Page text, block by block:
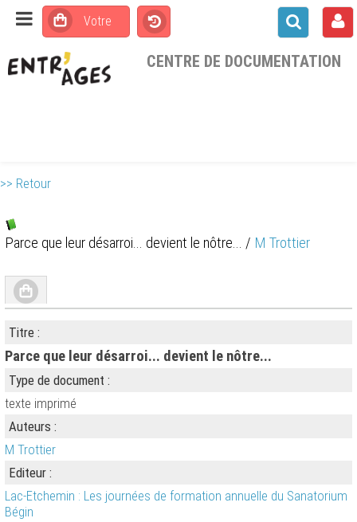
CENTRE DE DOCUMENTATION
>> Retour
Parce que leur désarroi... devient le nôtre... / M Trottier
Titre :
Parce que leur désarroi... devient le nôtre...
Type de document :
texte imprimé
Auteurs :
M Trottier
Editeur :
Lac-Etchemin : Les journées de formation annuelle du Sanatorium
Bégin